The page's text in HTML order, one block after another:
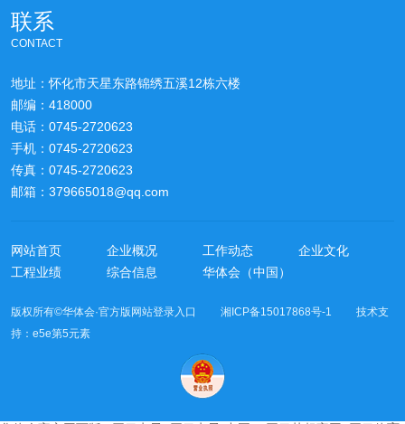
联系
CONTACT
地址：怀化市天星东路锦绣五溪12栋六楼
邮编：418000
电话：0745-2720623
手机：0745-2720623
传真：0745-2720623
邮箱：379665018@qq.com
网站首页 企业概况 工作动态
企业文化
工程业绩
综合信息 华体会（中国）
版权所有©华体会·官方版网站登录入口 湘ICP备15017868号-1 技术支
持： e5e第5元素